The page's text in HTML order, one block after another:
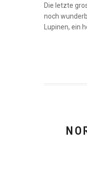
Die letzte
noch
Lupinen, ein